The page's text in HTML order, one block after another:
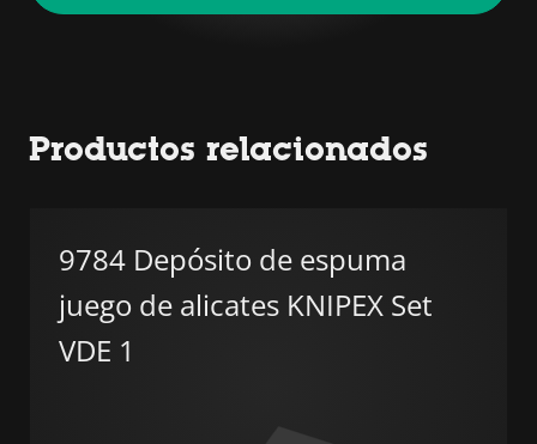
Productos relacionados
9784 Depósito de espuma
juego de alicates KNIPEX Set
VDE 1